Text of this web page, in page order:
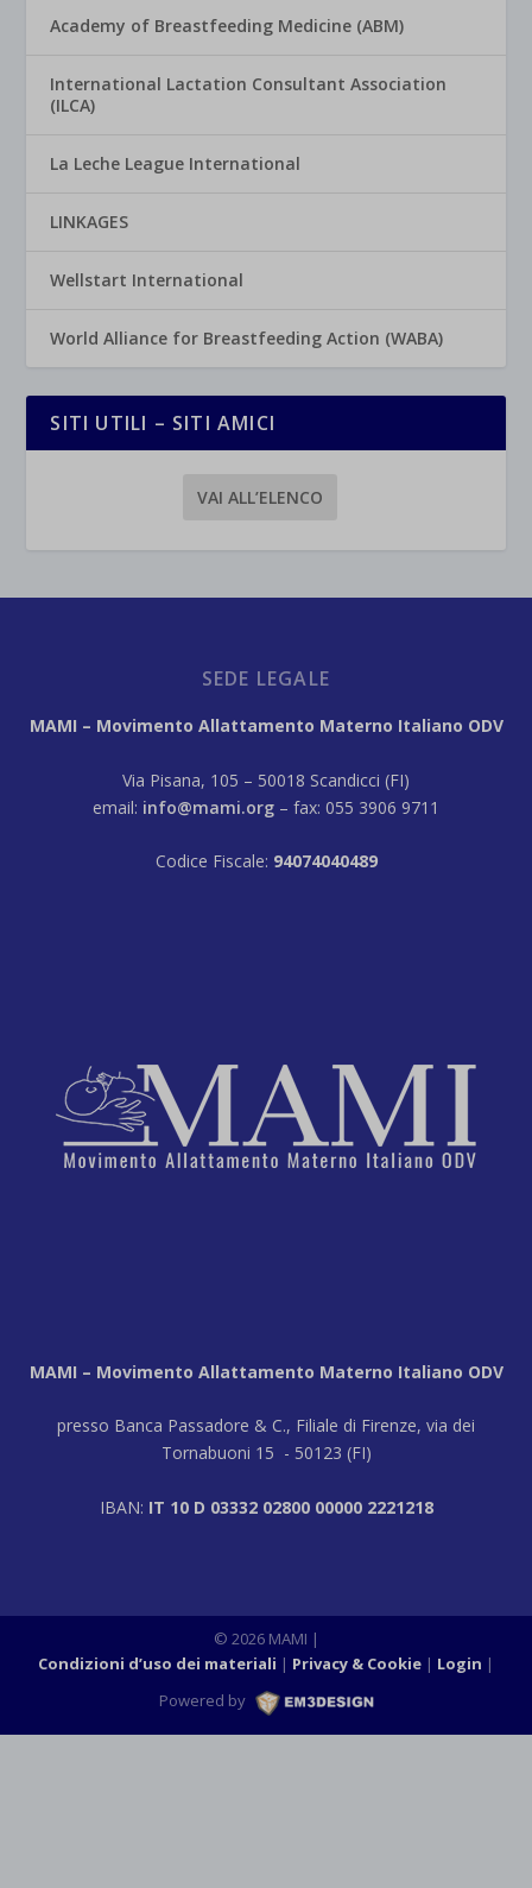
Academy of Breastfeeding Medicine (ABM)
International Lactation Consultant Association
(ILCA)
La Leche League International
LINKAGES
Wellstart International
World Alliance for Breastfeeding Action (WABA)
SITI UTILI – SITI AMICI
VAI ALL’ELENCO
SEDE LEGALE
MAMI – Movimento Allattamento Materno Italiano ODV
Via Pisana, 105 – 50018 Scandicci (FI)
email: info@mami.org – fax: 055 3906 9711
Codice Fiscale: 94074040489
MAMI – Movimento Allattamento Materno Italiano ODV
presso Banca Passadore & C., Filiale di Firenze, via dei
Tornabuoni 15 - 50123 (FI)
IBAN: IT 10 D 03332 02800 00000 2221218
© 2026 MAMI |
Condizioni d’uso dei materiali
Privacy & Cookie Login |
Powered by